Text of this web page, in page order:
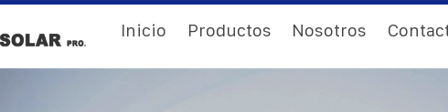
Inicio Productos Nosotros